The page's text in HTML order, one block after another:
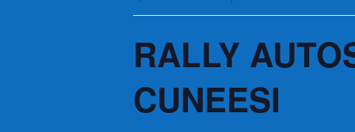
RALLY
CUNEESI